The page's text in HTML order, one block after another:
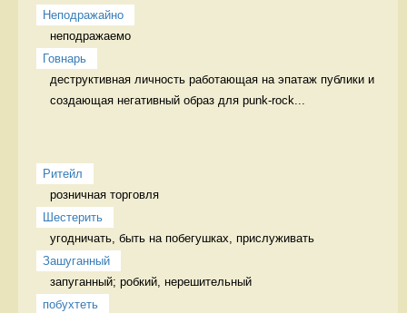
Неподражайно
неподражаемо
Говнарь
деструктивная личность работающая на эпатаж публики и
создающая негативный образ для punk-rock...
Ритейл
розничная торговля
Шестерить
угодничать, быть на побегушках, прислуживать
Зашуганный
запуганный; робкий, нерешительный
побухтеть